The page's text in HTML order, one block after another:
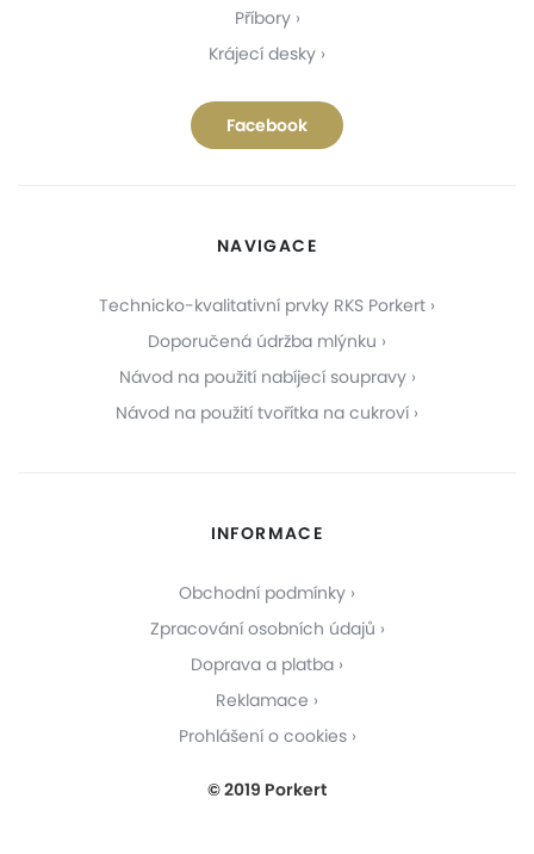
Příbory
Krájecí desky
Facebook
NAVIGACE
Technicko-kvalitativní prvky RKS Porkert
Doporučená údržba mlýnku
Návod na použití nabíjecí soupravy
Návod na použití tvořítka na cukroví
INFORMACE
Obchodní podmínky
Zpracování osobních údajů
Doprava a platba
Reklamace
Prohlášení o cookies
© 2019 Porkert